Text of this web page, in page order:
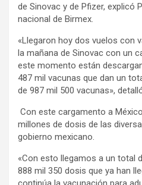
de Sinovac y de Pfizer, explicó
nacional de Birmex.
«Llegaron hoy dos vuelos con
la mañana de Sinovac con un
este momento están
487 mil vacunas que dan un
de 987 mil 500 vacunas»,
Con este cargamento a
millones de dosis de las
gobierno mexicano.
«Con esto llegamos a un total
888 mil 350 dosis que ya han